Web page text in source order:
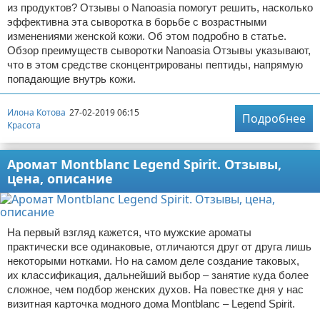
из продуктов? Отзывы о Nanoasia помогут решить, насколько
эффективна эта сыворотка в борьбе с возрастными
изменениями женской кожи. Об этом подробно в статье.
Обзор преимуществ сыворотки Nanoasia Отзывы указывают,
что в этом средстве сконцентрированы пептиды, напрямую
попадающие внутрь кожи.
Илона Котова 27-02-2019 06:15
Красота
Подробнее
Аромат Montblanc Legend Spirit. Отзывы,
цена, описание
На первый взгляд кажется, что мужские ароматы
практически все одинаковые, отличаются друг от друга лишь
некоторыми нотками. Но на самом деле создание таковых,
их классификация, дальнейший выбор – занятие куда более
сложное, чем подбор женских духов. На повестке дня у нас
визитная карточка модного дома Montblanc – Legend Spirit.